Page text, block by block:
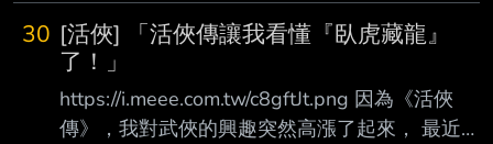
30 [活俠] 「活俠傳讓我看懂『臥虎藏龍』
了！」
https://i.meee.com.tw/c8gftJt.png 因為《活俠
傳》，我對武俠的興趣突然高漲了起來， 最近